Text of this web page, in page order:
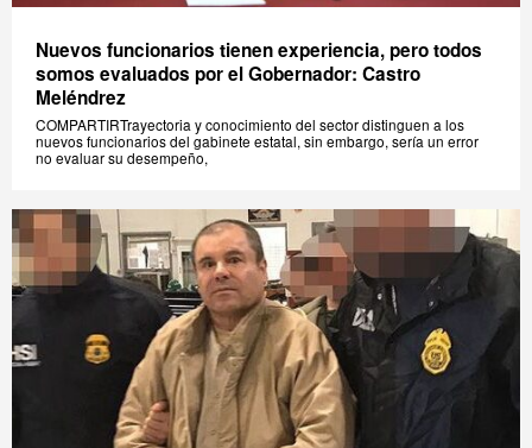
Nuevos funcionarios tienen experiencia, pero todos
somos evaluados por el Gobernador: Castro
Meléndrez
COMPARTIRTrayectoria y conocimiento del sector distinguen a los
nuevos funcionarios del gabinete estatal, sin embargo, sería un error
no evaluar su desempeño,